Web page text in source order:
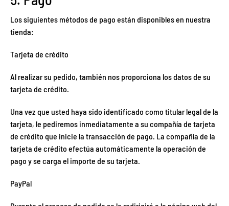
Los siguientes métodos de pago están disponibles en nuestra
tienda:
Tarjeta de crédito
Al realizar su pedido, también nos proporciona los datos de su
tarjeta de crédito.
Una vez que usted haya sido identificado como titular legal de la
tarjeta, le pediremos inmediatamente a su compañía de tarjeta
de crédito que inicie la transacción de pago. La compañía de la
tarjeta de crédito efectúa automáticamente la operación de
pago y se carga el importe de su tarjeta.
PayPal